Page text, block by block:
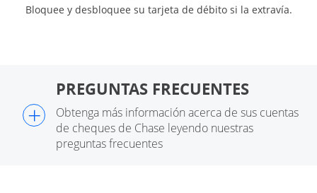
Bloquee y desbloquee su tarjeta de débito si la extravía.
+
PREGUNTAS FRECUENTES
Obtenga más información acerca de sus cuentas
de cheques de Chase leyendo nuestras
preguntas frecuentes